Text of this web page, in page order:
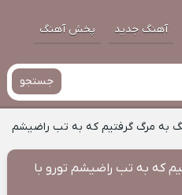
آهنگ جدید پخش آهنگ
جستجو
به مرگ گرفتیم که به تب راضیشم
که به تب راضیشم تورو با